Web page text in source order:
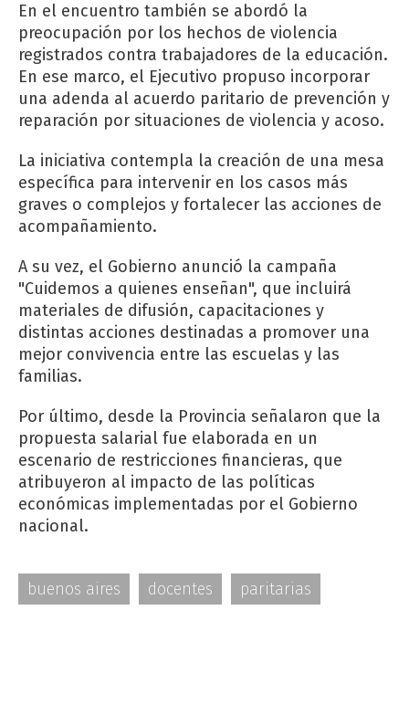
En el encuentro también se abordó la
preocupación por los hechos de violencia
registrados contra trabajadores de la educación.
En ese marco, el Ejecutivo propuso incorporar
una adenda al acuerdo paritario de prevención y
reparación por situaciones de violencia y acoso.
La iniciativa contempla la creación de una mesa
específica para intervenir en los casos más
graves o complejos y fortalecer las acciones de
acompañamiento.
A su vez, el Gobierno anunció la campaña
"Cuidemos a quienes enseñan", que incluirá
materiales de difusión, capacitaciones y
distintas acciones destinadas a promover una
mejor convivencia entre las escuelas y las
familias.
Por último, desde la Provincia señalaron que la
propuesta salarial fue elaborada en un
escenario de restricciones financieras, que
atribuyeron al impacto de las políticas
económicas implementadas por el Gobierno
nacional.
buenos aires docentes paritarias